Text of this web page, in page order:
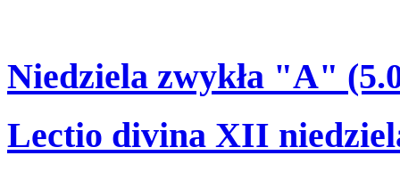
Niedziela zwykła "A"
Lectio divina XII